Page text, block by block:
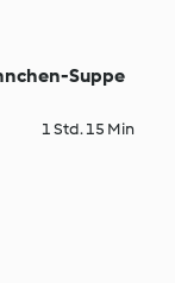
Suppe
1 Std. 15 Min